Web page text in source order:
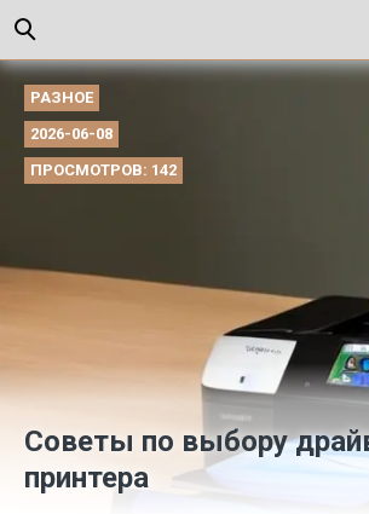
РАЗНОЕ
2026-06-08
ПРОСМОТРОВ: 142
Советы по выбору
принтера